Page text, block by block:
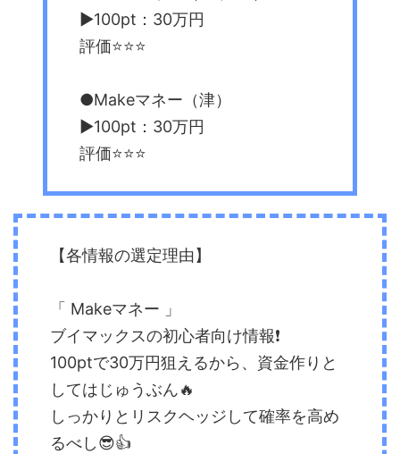
▶︎100pt：30万円
評価⭐️⭐️⭐️
●Makeマネー（津）
▶︎100pt：30万円
評価⭐️⭐️⭐️
【各情報の選定理由】
「 Makeマネー 」
ブイマックスの初心者向け情報❗️
100ptで30万円狙えるから、資金作りと
してはじゅうぶん🔥
しっかりとリスクヘッジして確率を高め
るべし😎👍